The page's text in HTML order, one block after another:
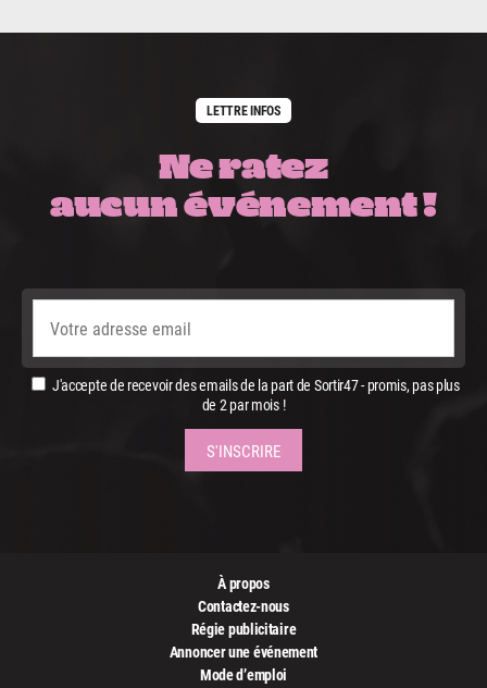
LETTRE INFOS
Ne ratez
aucun événement !
J'accepte de recevoir des emails de la part de Sortir47 - promis, pas plus
de 2 par mois !
À propos
Contactez-nous
Régie publicitaire
Annoncer une événement
Mode d’emploi